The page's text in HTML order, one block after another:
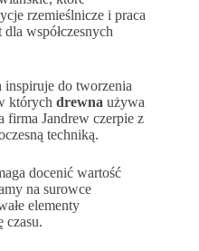
rzemieślnicze i praca
współczesnych
do tworzenia
których drewna używa
firma Jandrew czerpie z
techniką.
docenić wartość
na surowce
elementy
czasu.